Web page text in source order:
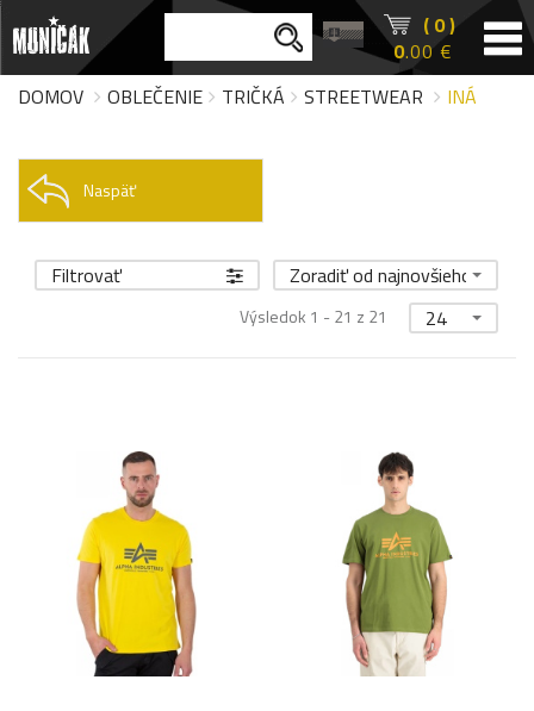
( 0 )
0.00 €
DOMOV
OBLEČENIE TRIČKÁ STREETWEAR INÁ
Naspäť
Filtrovať Zoradiť od najnovšieho
Výsledok 1 - 21 z 21 24